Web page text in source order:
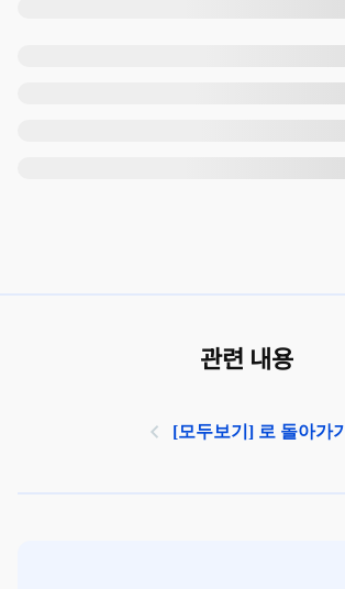
관련 내용
[모두보기] 로 돌아가기